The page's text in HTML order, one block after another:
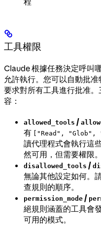
工具權限
Claude 根據任務決定呼叫
允許執行。您可以自動批
要求對所有工具進行批准
容：
allowed_tools /
有 ["Read", "Glob",
讀代理程式會執行這
然可用，但需要權限。
disallowed_tools /
無論其他設定如何。
查規則的順序。
permission_mode /
絕規則涵蓋的工具會
可用的模式。